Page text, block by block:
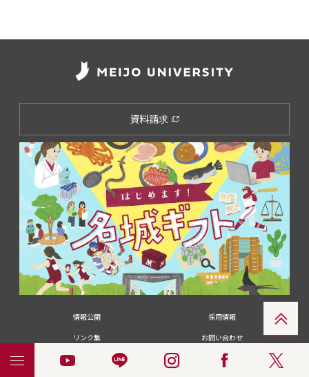
資料請求
情報公開
採用情報
リンク集
お問い合わせ
メディアの皆さま
卒業生の皆さま